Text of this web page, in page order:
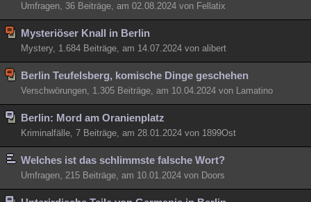
Umfragen, 36 Beiträge, am 02.08.2024 von Fellatix
Mysteriöser Knall in Berlin
Mystery, 1.684 Beiträge, am 14.07.2024 von alibert
Berlin Teufelsberg, komische Dinge geschehen
Verschwörungen, 1.305 Beiträge, am 10.04.2024 von Lamatino
Berlin: Mord am Oranienplatz
Kriminalfälle, 7 Beiträge, am 28.01.2024 von 1899Ost
Welches ist das schlimmste falsche Wort?
Umfragen, 215 Beiträge, am 10.01.2024 von Doors